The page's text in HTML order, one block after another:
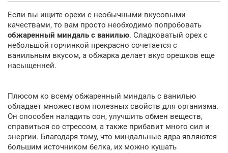
Если вы ищите орехи с необычными вкусовыми
качествами, то вам просто необходимо попробовать
обжаренный миндаль с ванилью. Сладковатый орех с
небольшой горчинкой прекрасно сочетается с
ванильным вкусом, а обжарка делает вкус орешков еще
насыщенней.
Плюсом ко всему обжаренный миндаль с ванилью
обладает множеством полезных свойств для организма.
Он способен наладить сон, улучшить обмен веществ,
справиться со стрессом, а также прибавит много сил и
энергии. Благодаря тому, что миндальные ядра являются
большим источником белка, их можно кушать